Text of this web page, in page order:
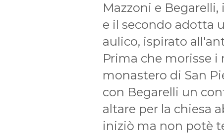
Mazzoni e
e il secondo adotta
aulico, ispirato
Prima che morisse
monastero di San
con Begarelli un
altare per la chiesa
iniziò ma non potè